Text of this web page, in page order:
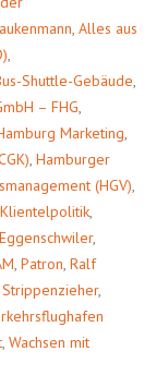
Alles aus
Shuttle-Gebäude
– FHG
Marketing
Hamburger
(HGV)
Klientelpolitik
,
Patron Ralf
Strippenzieher,
Wachsen mit